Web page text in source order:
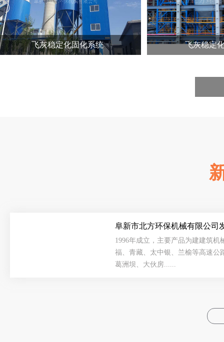
飞灰稳定化固化系统 飞灰稳定化固化
阜新市北方环保机械有限公司
1996年成立，主要产品为建建筑机
福、青藏、太中银、兰榆等高速公
葛洲坝、大伙房......